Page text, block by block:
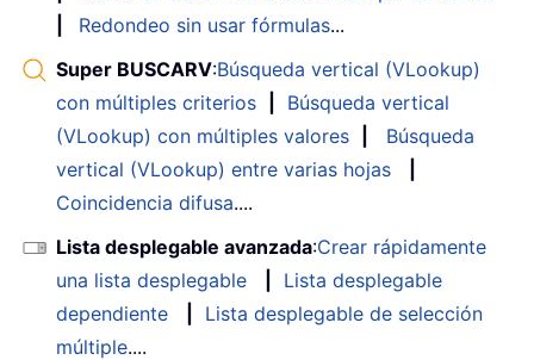
Redondeo sin usar fórmulas...
Super BUSCARV:Búsqueda vertical (VLookup)
con múltiples criterios
Búsqueda vertical
(VLookup) con múltiples valores
Búsqueda
vertical (VLookup) entre varias hojas
Coincidencia difusa....
Lista desplegable avanzada:Crear rápidamente
una lista desplegable
Lista desplegable
dependiente
Lista desplegable de selección
múltiple....